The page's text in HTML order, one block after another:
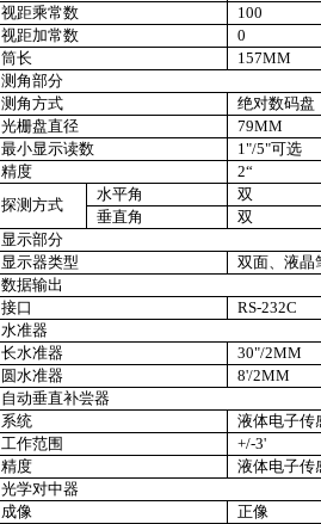
视距乘常数
100
视距加常数
0
筒长
157MM
测角部分
测角方式
绝对数码盘
光栅盘直径
79MM
最小显示读数
1"/5"可选
精度
2“
探测方式
水平角
双
垂直角
双
显示部分
显示器类型
双面、液晶
数据输出
接口
RS-232C
水准器
长水准器
30"/2MM
圆水准器
8'/2MM
自动垂直补尝器
系统
液体电子传
工作范围
+/-3'
精度
液体电子传
光学对中器
成像
正像